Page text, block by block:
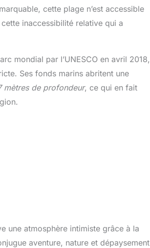
cette plage n’est accessible
inaccessibilité relative qui a
mondial par l’UNESCO en avril 2018,
Ses fonds marins abritent une
mètres de profondeur, ce qui en fait
une atmosphère intimiste grâce à la
aventure, nature et dépaysement